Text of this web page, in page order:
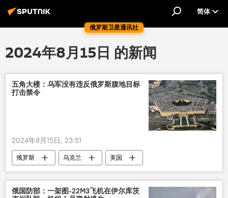
俄罗斯卫星通讯社
简体
2024年8月15日 的新闻
五角大楼：乌军没有违反俄罗斯腹地目标
打击禁令
2024年8月15日, 23:51
俄罗斯 乌克兰 美国
俄国防部：一架图-22М3飞机在伊尔库茨